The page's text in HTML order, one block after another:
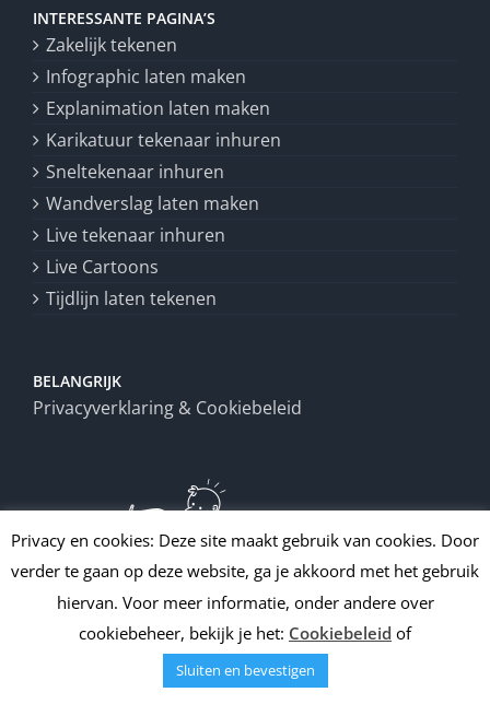
INTERESSANTE PAGINA’S
Zakelijk tekenen
Infographic laten maken
Explanimation laten maken
Karikatuur tekenaar inhuren
Sneltekenaar inhuren
Wandverslag laten maken
Live tekenaar inhuren
Live Cartoons
Tijdlijn laten tekenen
BELANGRIJK
Privacyverklaring & Cookiebeleid
2026 | All Rights Reserved | Draw up!
Privacy en cookies: Deze site maakt gebruik van cookies. Door
verder te gaan op deze website, ga je akkoord met het gebruik
hiervan. Voor meer informatie, onder andere over
cookiebeheer, bekijk je het: Cookiebeleid of
Sluiten en bevestigen